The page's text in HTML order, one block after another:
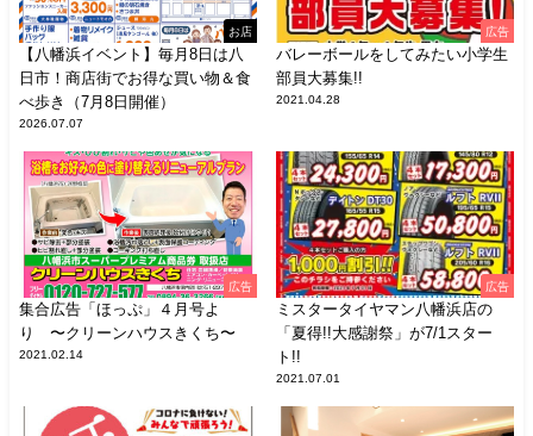
お店
【八幡浜イベント】毎月8日は八
日市！商店街でお得な買い物＆食
べ歩き（7月8日開催）
2026.07.07
広告
バレーボールをしてみたい小学生
部員大募集!!
2021.04.28
広告
集合広告「ほっぷ」４月号よ
り 〜クリーンハウスきくち〜
2021.02.14
広告
ミスタータイヤマン八幡浜店の
「夏得!!大感謝祭」が7/1スター
ト!!
2021.07.01